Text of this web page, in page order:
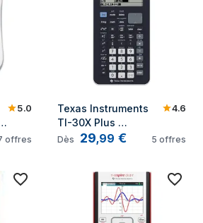
5.0
offres
Texas Instruments
TI-30X Plus
MathPrint
scientifique Noir
4.6
Dès 29,99 € 5 offres